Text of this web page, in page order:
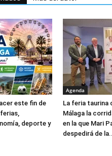
este fin de
deporte y
Agenda
La feria taurina
Málaga la
en la que Mari
despedirá de